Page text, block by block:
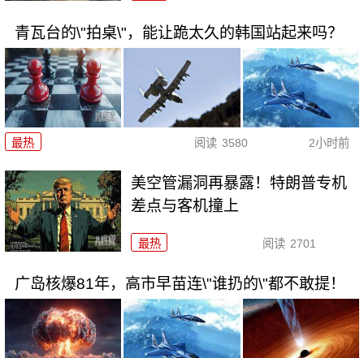
青瓦台的\"拍桌\"，能让跪太久的韩国站起来吗？
最热 阅读 3580 2小时前
美空管漏洞再暴露！特朗普专机
差点与客机撞上
最热 阅读 2701
广岛核爆81年，高市早苗连\"谁扔的\"都不敢提！